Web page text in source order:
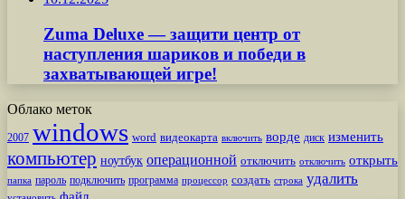
Zuma Deluxe — защити центр от
наступления шариков и победи в
захватывающей игре!
Облако меток
2007 windows word видеокарта включить ворде диск изменить
компьютер ноутбук операционной отключить отключить открыть
папка пароль подключить программа процессор создать строка удалить
установить файл